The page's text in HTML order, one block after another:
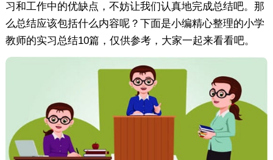
习和工作中的优缺点，不妨让我们认真地完成总结吧。那
么总结应该包括什么内容呢？下面是小编精心整理的小学
教师的实习总结10篇，仅供参考，大家一起来看看吧。